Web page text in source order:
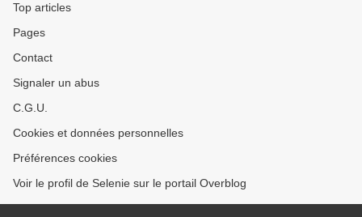
Top articles
Pages
Contact
Signaler un abus
C.G.U.
Cookies et données personnelles
Préférences cookies
Voir le profil de Selenie sur le portail Overblog